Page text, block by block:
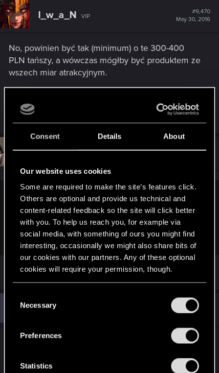
Consent Details About
Our website uses cookies
Some are required to make the site’s features click.
Others are optional and provide us technical and
content-related feedback so the site will click better
with you. To help us reach you, for example via
social media, with something of ours you might find
interesting, occasionally we might also share bits of
our cookies with our partners. Any of these optional
cookies will require your permission, though.
and tweak your preferences regarding them in the
Necessary
Preferences
Statistics
I_w_a_N VIP
#9,470
May 30, 2016
No, powinien być tak (minimum) o te 300-400
PLN tańszy, a wówczas mógłby być produktem ze
wszech miar atrakcyjnym.
1000 PLN droższy od starszej karty.
robert70r
#9,471
I_w_a_N said:
No, powinien być tak (minimum) o te 300-400 PLN tańszy, a
wówczas mógłby być produktem ze wszech miar
atrakcyjnym.
Zgadzam się. :yes
G GosuPL
#9,472
May 30, 2016
Cóż, brak konkurencji ze strony AMD. To Nvidia
1070 i 1080 to małe chipy. Pojawią się nowy